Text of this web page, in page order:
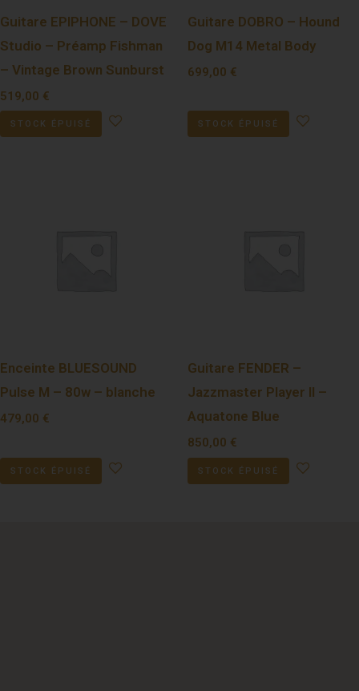
Guitare EPIPHONE – DOVE
Studio – Préamp Fishman
– Vintage Brown Sunburst
519,00 €
STOCK ÉPUISÉ
Guitare DOBRO – Hound
Dog M14 Metal Body
699,00 €
STOCK ÉPUISÉ
Enceinte BLUESOUND
Pulse M – 80w – blanche
479,00 €
STOCK ÉPUISÉ
Guitare FENDER –
Jazzmaster Player II –
Aquatone Blue
850,00 €
STOCK ÉPUISÉ